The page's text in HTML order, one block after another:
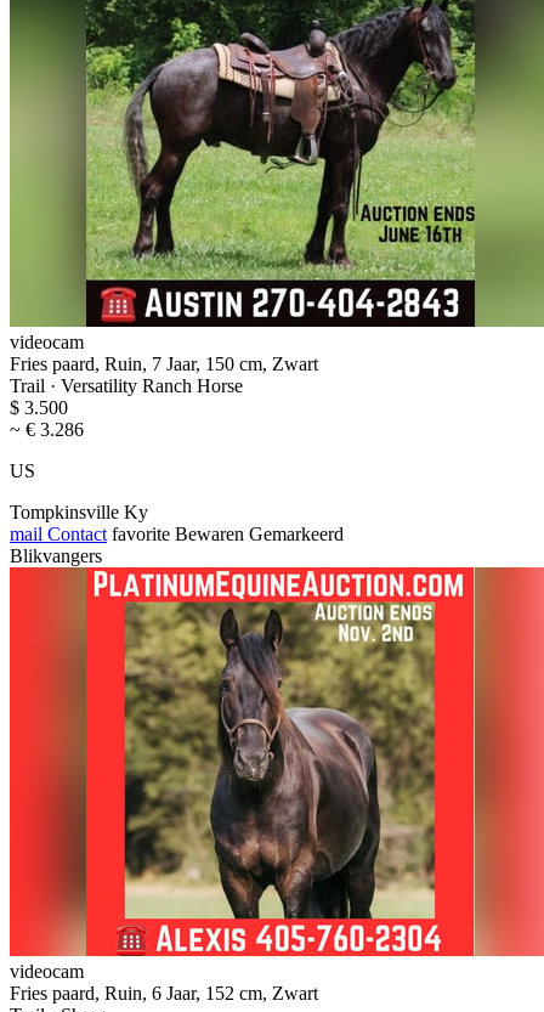
videocam
Fries paard, Ruin, 7 Jaar, 150 cm, Zwart
Trail · Versatility Ranch Horse
$ 3.500
~ € 3.286
US
Tompkinsville Ky
mail Contact favorite Bewaren Gemarkeerd
Blikvangers
videocam
Fries paard, Ruin, 6 Jaar, 152 cm, Zwart